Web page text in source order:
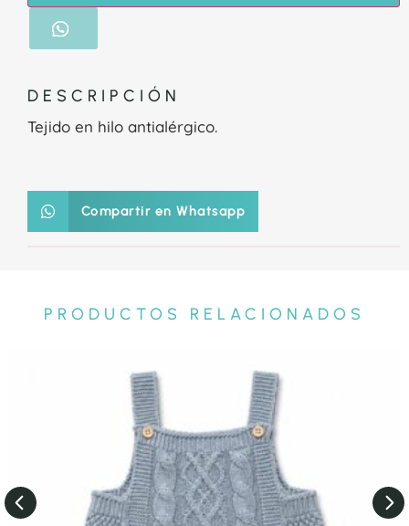
DESCRIPCIÓN
Tejido en hilo antialérgico.
Compartir en Whatsapp
PRODUCTOS RELACIONADOS